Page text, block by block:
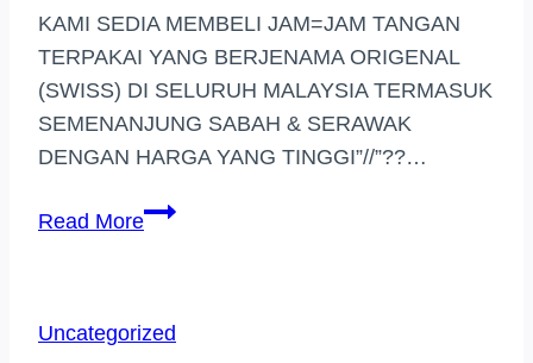
KAMI SEDIA MEMBELI JAM=JAM TANGAN
TERPAKAI YANG BERJENAMA ORIGENAL
(SWISS) DI SELURUH MALAYSIA TERMASUK
SEMENANJUNG SABAH & SERAWAK
DENGAN HARGA YANG TINGGI”//”??…
Read MoreBELI
HARGA
Uncategorized